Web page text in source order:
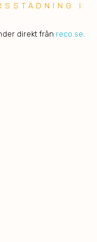
I
direkt från reco.se